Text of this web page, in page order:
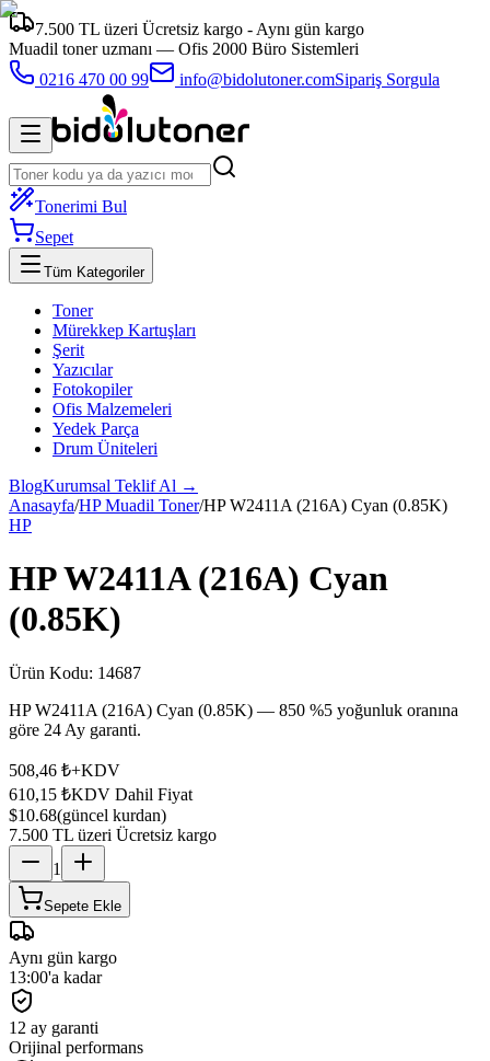
7.500 TL üzeri Ücretsiz kargo - Aynı gün kargo
Muadil toner uzmanı — Ofis 2000 Büro Sistemleri
0216 470 00 99
info@bidolutoner.comSipariş Sorgula
Tonerimi Bul
Sepet
Tüm Kategoriler
Toner
Mürekkep Kartuşları
Şerit
Yazıcılar
Fotokopiler
Ofis Malzemeleri
Yedek Parça
Drum Üniteleri
BlogKurumsal Teklif Al →
Anasayfa/HP Muadil Toner/HP W2411A (216A) Cyan (0.85K)
HP
HP W2411A (216A) Cyan
(0.85K)
Ürün Kodu: 14687
HP W2411A (216A) Cyan (0.85K) — 850 %5 yoğunluk oranına
göre 24 Ay garanti.
508,46 ₺+KDV
610,15 ₺KDV Dahil Fiyat
$10.68(güncel kurdan)
7.500 TL üzeri Ücretsiz kargo
1
Sepete Ekle
Aynı gün kargo
13:00'a kadar
12 ay garanti
Orijinal performans